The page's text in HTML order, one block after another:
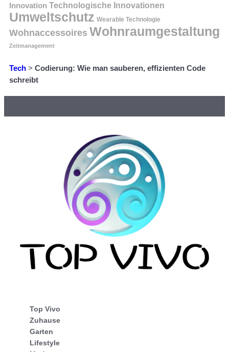
Innovation Technologische Innovationen
Umweltschutz Wearable Technologie
Wohnaccessoires Wohnraumgestaltung
Zeitmanagement
Tech > Codierung: Wie man sauberen, effizienten Code
schreibt
Top Vivo
Zuhause
Garten
Lifestyle